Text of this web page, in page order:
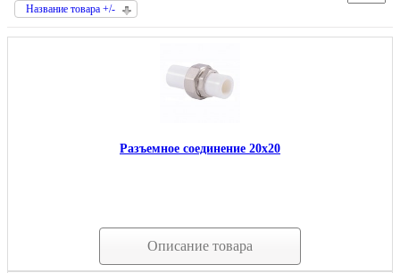
Название товара +/-
Разъемное соединение 20х20
Описание товара